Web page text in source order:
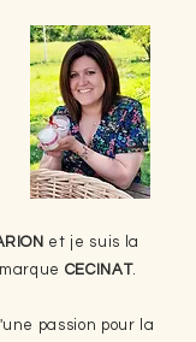
et je suis la
CECINAT.
passion pour la